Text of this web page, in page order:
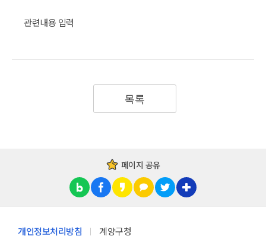
관련내용 입력
목록
페이지 공유
개인정보처리방침 계양구청